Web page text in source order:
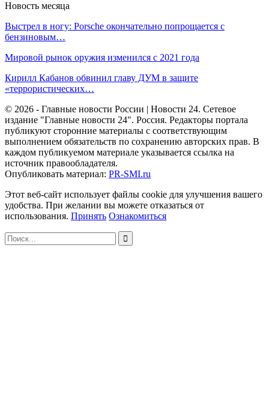
Новость месяца
Выстрел в ногу: Porsche окончательно попрощается с
бензиновым…
Мировой рынок оружия изменился с 2021 года
Кирилл Кабанов обвинил главу ДУМ в защите
«террористических…
© 2026 - Главные новости России | Новости 24. Сетевое
издание "Главные новости 24". Россия. Редакторы портала
публикуют сторонние материалы с соответствующим
выполнением обязательств по сохранению авторских прав. В
каждом публикуемом материале указывается ссылка на
источник правообладателя.
Опубликовать материал: PR-SMI.ru
Этот веб-сайт использует файлы cookie для улучшения вашего
удобства. При желании вы можете отказаться от
использования. Принять Ознакомиться